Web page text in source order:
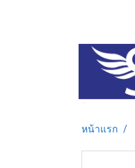
หน้าแรก